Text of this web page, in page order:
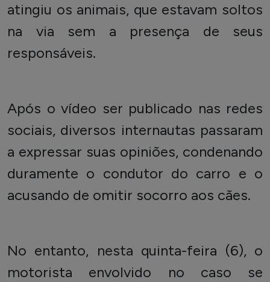
atingiu os animais, que estavam soltos
na via sem a presença de seus
responsáveis.
Após o vídeo ser publicado nas redes
sociais, diversos internautas passaram
a expressar suas opiniões, condenando
duramente o condutor do carro e o
acusando de omitir socorro aos cães.
No entanto, nesta quinta-feira (6), o
motorista envolvido no caso se